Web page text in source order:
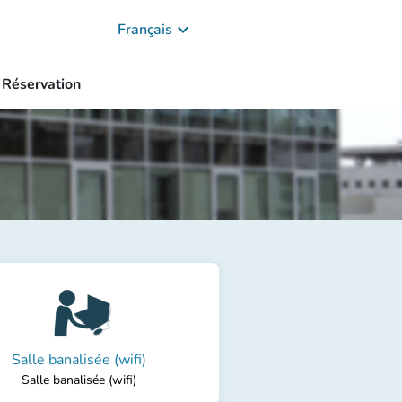
Français keyboard_arrow_down
Réservation
Salle banalisée (wifi)
Salle banalisée (wifi)